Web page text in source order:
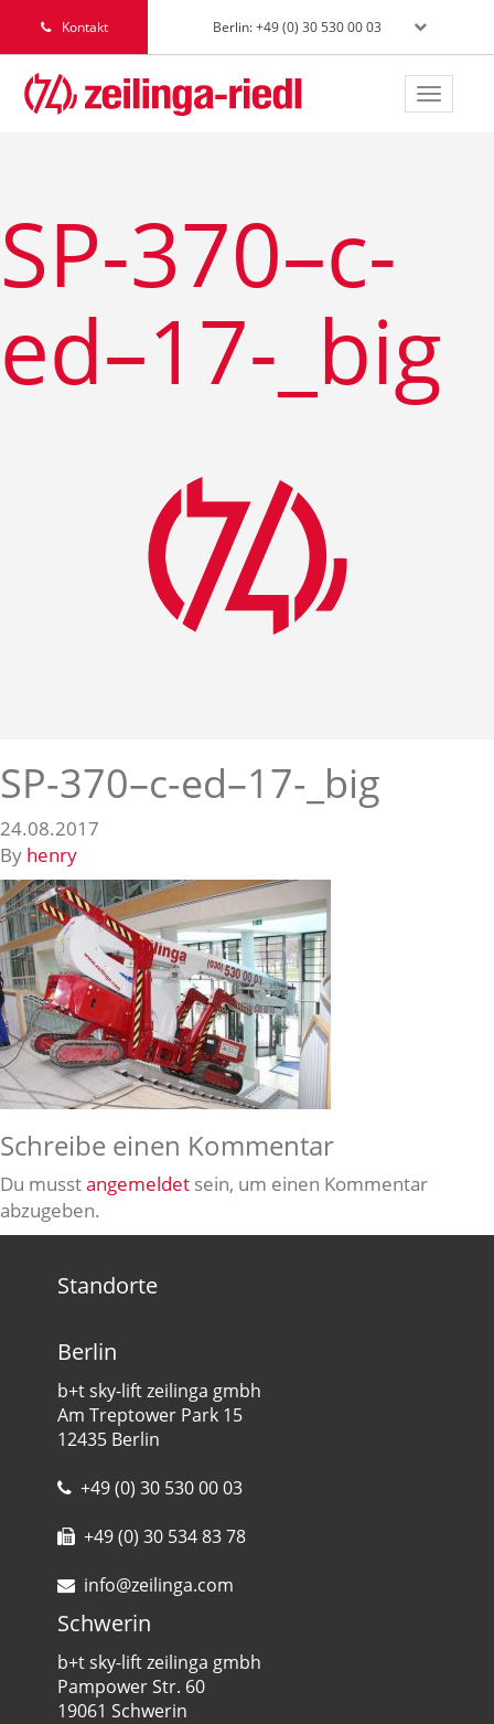
Kontakt Berlin: +49 (0) 30 530 00 03
Toggle
SP-370–c-
ed–17-_big
SP-370–c-ed–17-_big
24.08.2017
By henry
Schreibe einen Kommentar
Du musstangemeldet sein, um einen Kommentar
abzugeben.
Standorte
Berlin
b+t sky-lift zeilinga gmbh
Am Treptower Park 15
12435 Berlin
+49 (0) 30 530 00 03
+49 (0) 30 534 83 78
info@zeilinga.com
Schwerin
b+t sky-lift zeilinga gmbh
Pampower Str. 60
19061 Schwerin